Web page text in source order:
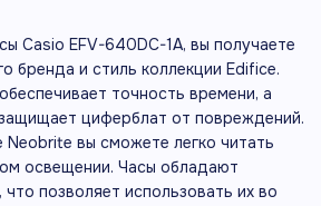
Casio EFV-640DC-1A, вы получаете
бренда и стиль коллекции Edifice.
точность времени, а
циферблат от повреждений.
Neobrite вы сможете легко читать
освещении. Часы обладают
позволяет использовать их во